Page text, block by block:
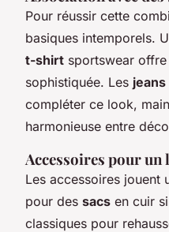
Pour réussir cette
basiques intemporels.
t-shirt sportswear
sophistiquée. Les jeans
compléter ce look,
harmonieuse entre
Accessoires pour
Les accessoires jouent
pour des sacs en cuir
classiques pour